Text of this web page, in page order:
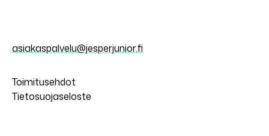
asiakaspalvelu@jesperjunior.fi
Toimitusehdot
Tietosuojaseloste